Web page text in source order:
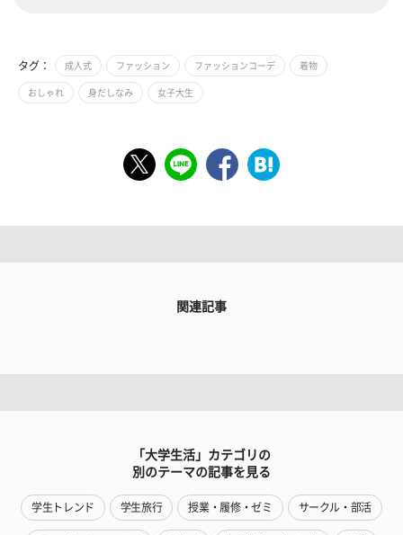
タグ： 成人式 ファッション ファッションコーデ 着物
おしゃれ 身だしなみ 女子大生
関連記事
「大学生活」カテゴリの
別のテーマの記事を見る
学生トレンド 学生旅行 授業・履修・ゼミ サークル・部活